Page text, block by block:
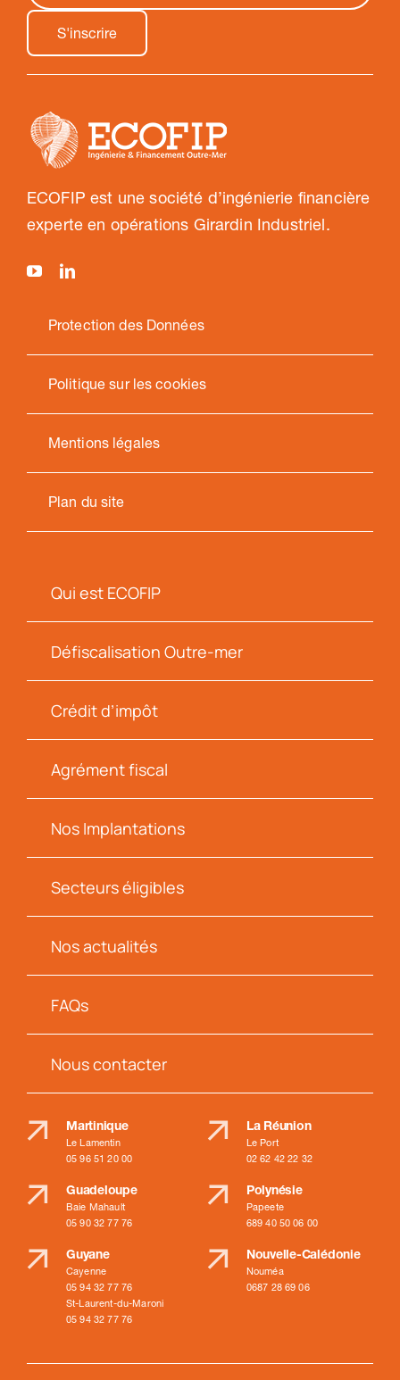
ECOFIP est une société d’ingénierie financière
experte en opérations Girardin Industriel.
Protection des Données
Politique sur les cookies
Mentions légales
Plan du site
Qui est ECOFIP
Défiscalisation Outre-mer
Crédit d’impôt
Agrément fiscal
Nos Implantations
Secteurs éligibles
Nos actualités
FAQs
Nous contacter
Martinique
Le Lamentin
05 96 51 20 00
Guadeloupe
Baie Mahault
05 90 32 77 76
Guyane
Cayenne
05 94 32 77 76
St-Laurent-du-Maroni
05 94 32 77 76
La Réunion
Le Port
02 62 42 22 32
Polynésie
Papeete
689 40 50 06 00
Nouvelle-Calédonie
Nouméa
0687 28 69 06